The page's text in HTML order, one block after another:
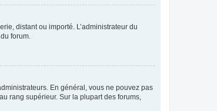
distant ou importé. L’administrateur du
forum.
En général, vous ne pouvez pas
rang supérieur. Sur la plupart des forums,